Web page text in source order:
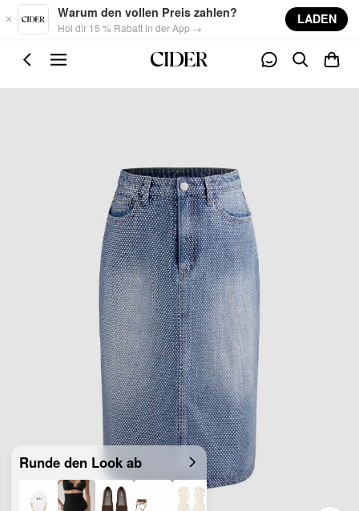
Skip to main content
Warum den vollen Preis zahlen?
Hol dir 15 % Rabatt in der App →
LADEN
Runde den Look ab